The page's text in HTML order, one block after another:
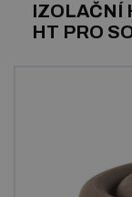
Profily a výroba
Zlepšení
IZOLAČNÍ
HT PRO